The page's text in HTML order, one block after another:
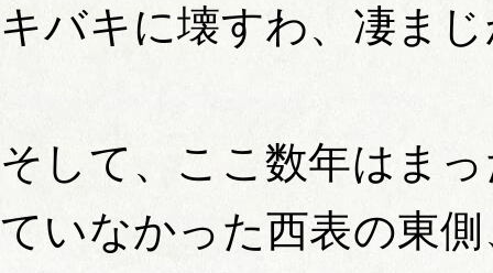
キバキに壊すわ、凄ま
そして、ここ数年はま
ていなかった西表の東